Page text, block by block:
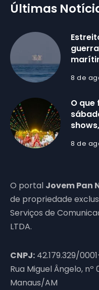
Últimas
8 de
O que
8 de
O portal Jovem Pan
de propriedade
Serviços de
LTDA.
CNPJ: 42.179.329/
Rua Miguel Ângelo,
Manaus/AM